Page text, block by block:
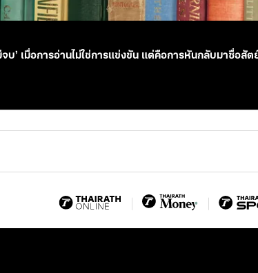
จบ’ เมื่อการอ่านไม่ใช่การแข่งขัน แต่คือการหันกลับมาซื่อสั